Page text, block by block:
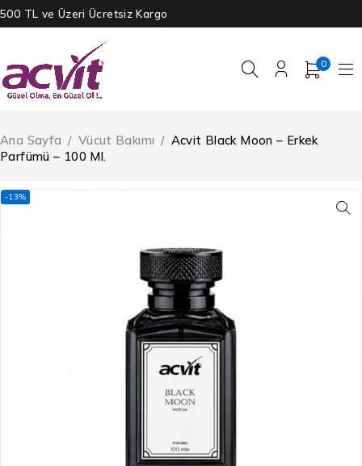
500 TL ve Üzeri Ücretsiz Kargo
0
Ana Sayfa / Vücut Bakımı / Acvit Black Moon – Erkek
Parfümü – 100 Ml.
-13%